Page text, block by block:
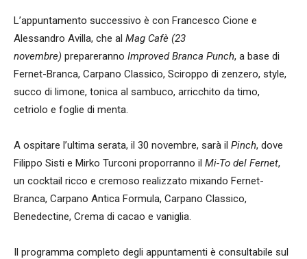
L’appuntamento successivo è con Francesco Cione e
Alessandro Avilla, che al Mag Cafè (23
novembre) prepareranno Improved Branca Punch, a base di
Fernet-Branca, Carpano Classico, Sciroppo di zenzero, style,
succo di limone, tonica al sambuco, arricchito da timo,
cetriolo e foglie di menta.
A ospitare l’ultima serata, il 30 novembre, sarà il Pinch, dove
Filippo Sisti e Mirko Turconi proporranno il Mi-To del Fernet,
un cocktail ricco e cremoso realizzato mixando Fernet-
Branca, Carpano Antica Formula, Carpano Classico,
Benedectine, Crema di cacao e vaniglia.
Il programma completo degli appuntamenti è consultabile sul